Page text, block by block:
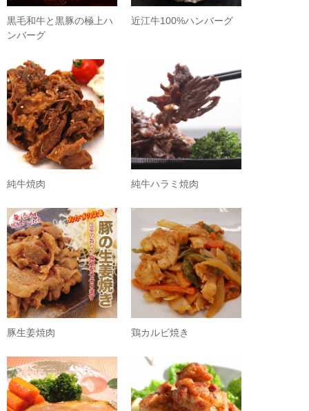
黒毛和牛と黒豚の極上ハ
ンバーグ
近江牛100%ハンバーグ
純牛焼肉 純牛ハラミ焼肉
豚生姜焼肉 鶏カルビ焼き